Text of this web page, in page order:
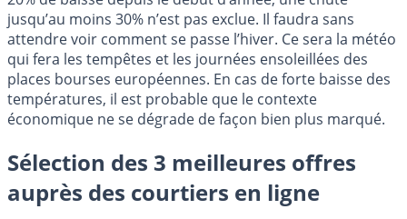
jusqu’au moins 30% n’est pas exclue. Il faudra sans
attendre voir comment se passe l’hiver. Ce sera la météo
qui fera les tempêtes et les journées ensoleillées des
places bourses européennes. En cas de forte baisse des
températures, il est probable que le contexte
économique ne se dégrade de façon bien plus marqué.
Sélection des 3 meilleures offres
auprès des courtiers en ligne